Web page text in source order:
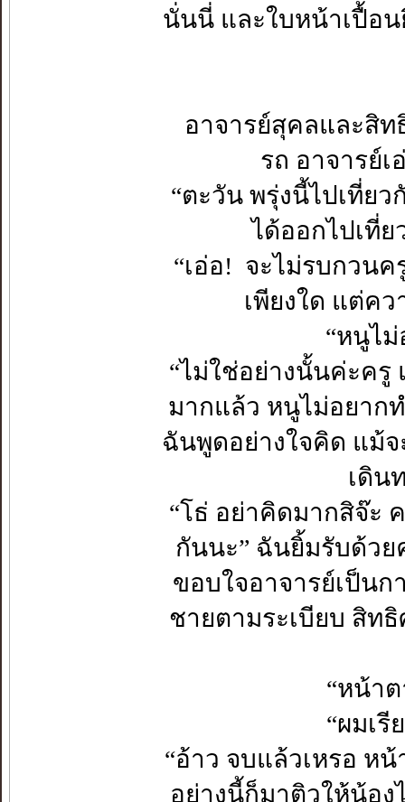
นั่นนี่ และใบหน้าเปื้อ
อาจารย์สุคลและสิ
รถ อาจารย์
“ตะวัน พรุ่งนี้ไปเที่ย
ได้ออกไปเที่
“เอ่อ! จะไม่รบกวนค
เพียงใด แต่ค
“หนูไม่
“ไม่ใช่อย่างนั้นค่ะค
มากแล้ว หนูไม่อยาก
ฉันพูดอย่างใจคิด แม้จ
เดิน
“โธ่ อย่าคิดมากสิจ๊ะ
กันนะ” ฉันยิ้มรับด้ว
ขอบใจอาจารย์เป็น
ชายตามระเบียบ สิท
“หน้า
“ผมเ
“อ้าว จบแล้วเหรอ ห
อย่างนี้ก็มาติวให้น้อ